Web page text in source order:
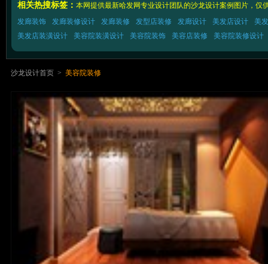
相关热搜标签： 本网提供最新哈发网专业设计团队的沙龙设计案例图片，仅
发廊装饰
发廊装修设计 发廊装修 发型店装修 发廊设计 美发店设计
美
美发店装潢设计
美容院装潢设计 美容院装饰 美容店装修 美容院装修设计
沙龙设计首页> 美容院装修